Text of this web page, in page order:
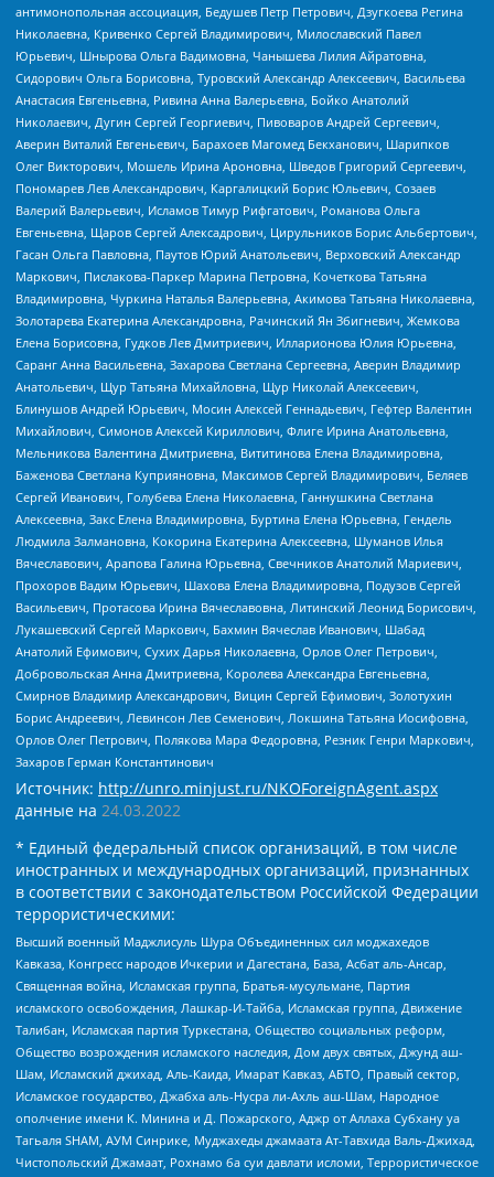
антимонопольная ассоциация, Бедушев Петр Петрович, Дзугкоева Регина
Николаевна, Кривенко Сергей Владимирович, Милославский Павел
Юрьевич, Шнырова Ольга Вадимовна, Чанышева Лилия Айратовна,
Сидорович Ольга Борисовна, Туровский Александр Алексеевич, Васильева
Анастасия Евгеньевна, Ривина Анна Валерьевна, Бойко Анатолий
Николаевич, Дугин Сергей Георгиевич, Пивоваров Андрей Сергеевич,
Аверин Виталий Евгеньевич, Барахоев Магомед Бекханович, Шарипков
Олег Викторович, Мошель Ирина Ароновна, Шведов Григорий Сергеевич,
Пономарев Лев Александрович, Каргалицкий Борис Юльевич, Созаев
Валерий Валерьевич, Исламов Тимур Рифгатович, Романова Ольга
Евгеньевна, Щаров Сергей Алексадрович, Цирульников Борис Альбертович,
Гасан Ольга Павловна, Паутов Юрий Анатольевич, Верховский Александр
Маркович, Пислакова-Паркер Марина Петровна, Кочеткова Татьяна
Владимировна, Чуркина Наталья Валерьевна, Акимова Татьяна Николаевна,
Золотарева Екатерина Александровна, Рачинский Ян Збигневич, Жемкова
Елена Борисовна, Гудков Лев Дмитриевич, Илларионова Юлия Юрьевна,
Саранг Анна Васильевна, Захарова Светлана Сергеевна, Аверин Владимир
Анатольевич, Щур Татьяна Михайловна, Щур Николай Алексеевич,
Блинушов Андрей Юрьевич, Мосин Алексей Геннадьевич, Гефтер Валентин
Михайлович, Симонов Алексей Кириллович, Флиге Ирина Анатольевна,
Мельникова Валентина Дмитриевна, Вититинова Елена Владимировна,
Баженова Светлана Куприяновна, Максимов Сергей Владимирович, Беляев
Сергей Иванович, Голубева Елена Николаевна, Ганнушкина Светлана
Алексеевна, Закс Елена Владимировна, Буртина Елена Юрьевна, Гендель
Людмила Залмановна, Кокорина Екатерина Алексеевна, Шуманов Илья
Вячеславович, Арапова Галина Юрьевна, Свечников Анатолий Мариевич,
Прохоров Вадим Юрьевич, Шахова Елена Владимировна, Подузов Сергей
Васильевич, Протасова Ирина Вячеславовна, Литинский Леонид Борисович,
Лукашевский Сергей Маркович, Бахмин Вячеслав Иванович, Шабад
Анатолий Ефимович, Сухих Дарья Николаевна, Орлов Олег Петрович,
Добровольская Анна Дмитриевна, Королева Александра Евгеньевна,
Смирнов Владимир Александрович, Вицин Сергей Ефимович, Золотухин
Борис Андреевич, Левинсон Лев Семенович, Локшина Татьяна Иосифовна,
Орлов Олег Петрович, Полякова Мара Федоровна, Резник Генри Маркович,
Захаров Герман Константинович
Источник: http://unro.minjust.ru/NKOForeignAgent.aspx
данные на 24.03.2022
* Единый федеральный список организаций, в том числе
иностранных и международных организаций, признанных
в соответствии с законодательством Российской Федерации
террористическими:
Высший военный Маджлисуль Шура Объединенных сил моджахедов
Кавказа, Конгресс народов Ичкерии и Дагестана, База, Асбат аль-Ансар,
Священная война, Исламская группа, Братья-мусульмане, Партия
исламского освобождения, Лашкар-И-Тайба, Исламская группа, Движение
Талибан, Исламская партия Туркестана, Общество социальных реформ,
Общество возрождения исламского наследия, Дом двух святых, Джунд аш-
Шам, Исламский джихад, Аль-Каида, Имарат Кавказ, АБТО, Правый сектор,
Исламское государство, Джабха аль-Нусра ли-Ахль аш-Шам, Народное
ополчение имени К. Минина и Д. Пожарского, Аджр от Аллаха Субхану уа
Тагьаля SHAM, АУМ Синрике, Муджахеды джамаата Ат-Тавхида Валь-Джихад,
Чистопольский Джамаат, Рохнамо ба суи давлати исломи, Террористическое